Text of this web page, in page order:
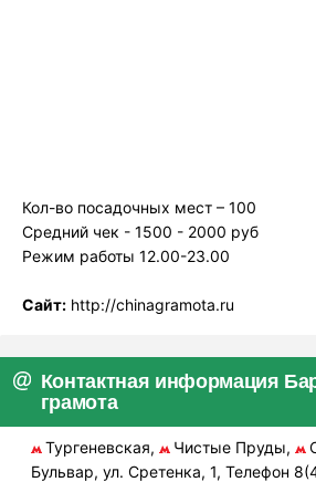
Кол-во посадочных мест – 100
Средний чек - 1500 - 2000 руб
Режим работы 12.00-23.00
Сайт: http://chinagramota.ru
Контактная информация
грамота
Тургеневская, Чистые Пруды,
Бульвар, ул. Сретенка, 1, Телефон